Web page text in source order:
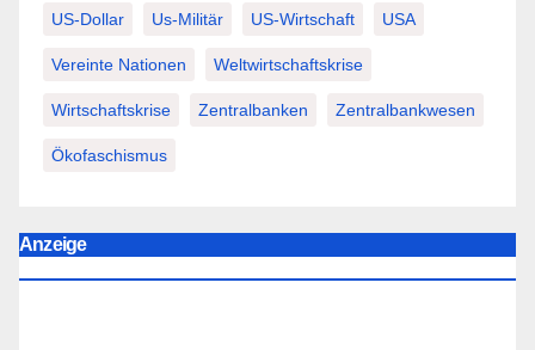
US-Dollar Us-Militär US-Wirtschaft USA
Vereinte Nationen Weltwirtschaftskrise
Wirtschaftskrise Zentralbanken Zentralbankwesen
Ökofaschismus
Anzeige